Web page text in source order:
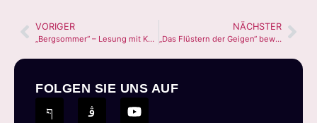
VORIGER
„Bergsommer“ – Lesung mit Katharina Afflerbach
NÄCHSTER
„Das Flüstern der Geigen“ bewegt Wengegäste
FOLGEN SIE UNS AUF